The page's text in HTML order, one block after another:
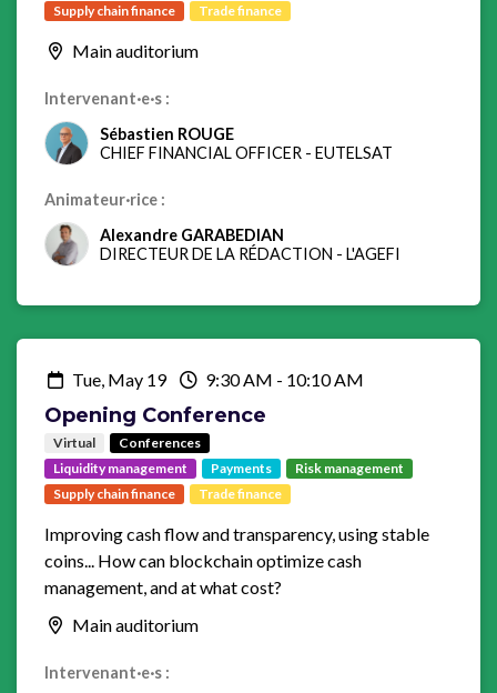
Supply chain finance
Trade finance
Main auditorium
Intervenant·e·s :
Sébastien ROUGE
CHIEF FINANCIAL OFFICER - EUTELSAT
Animateur·rice :
Alexandre GARABEDIAN
DIRECTEUR DE LA RÉDACTION - L'AGEFI
Tue, May 19 9:30 AM - 10:10 AM
Opening Conference
Virtual
Conferences
Liquidity management
Payments
Risk management
Supply chain finance
Trade finance
Improving cash flow and transparency, using stable
coins... How can blockchain optimize cash
management, and at what cost?
Main auditorium
Intervenant·e·s :